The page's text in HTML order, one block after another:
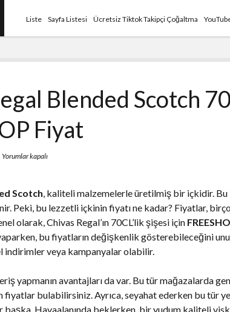
Liste Sayfa Listesi Ücretsiz Tiktok Takipçi Çoğaltma
Blended Scotch
Fiyat
Yorumlar kapalı
Scotch, kaliteli malzemelerle üretilmiş bir içkidir. Bu
Peki, bu lezzetli içkinin fiyatı ne kadar? Fiyatlar,
olarak, Chivas Regal’ın 70CL’lik şişesi için
bu fiyatların değişkenlik gösterebileceğini
indirimler veya kampanyalar olabilir.
yapmanın avantajları da var. Bu tür mağazalarda
fiyatlar bulabilirsiniz. Ayrıca, seyahat ederken bu tür
başka. Havaalanında beklerken, bir yudum kaliteli